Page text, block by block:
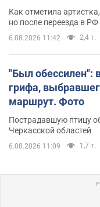
Как отметила
но после переезда в
6.08.2026 11:42 2,4 т.
"Был обессилен":
грифа,
маршрут. Фото
Пострадавшую птицу
Черкасской областей
6.08.2026 11:09 1,7 т.